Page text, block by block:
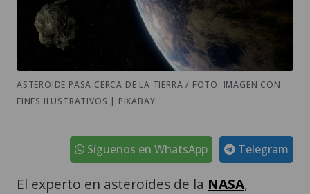
ASTEROIDE PASA CERCA DE LA TIERRA / FOTO: IMAGEN CON
FINES ILUSTRATIVOS | PIXABAY
Telegram
Síguenos en WhatsApp
El experto en asteroides de la NASA,